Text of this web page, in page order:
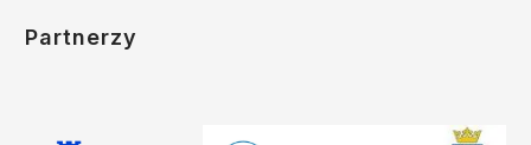
Partnerzy